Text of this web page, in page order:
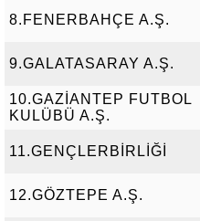
8.FENERBAHÇE A.Ş.
9.GALATASARAY A.Ş.
10.GAZİANTEP FUTBOL
KULÜBÜ A.Ş.
11.GENÇLERBİRLİĞİ
12.GÖZTEPE A.Ş.